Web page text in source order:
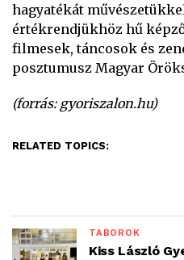
hagyatékát
értékrendjükhöz hű
filmesek, táncosok és
posztumusz Magyar
(forrás: gyoriszalon.hu)
RELATED TOPICS:
TÁBOROK
Kiss László